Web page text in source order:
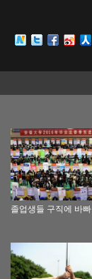
졸업생들 구직에 바빠